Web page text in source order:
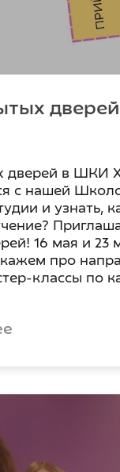
дверей в ШКИ
с нашей
и узнать,
16 мая и 23
про
классы по